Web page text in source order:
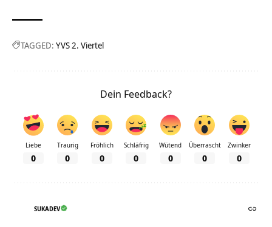
TAGGED: YVS 2. Viertel
Dein Feedback?
Liebe
0
Traurig
0
Fröhlich
0
Schläfrig
0
Wütend
0
Überrascht
0
Zwinker
0
SUKADEV